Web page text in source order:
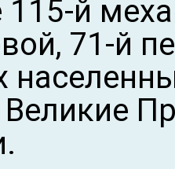
115-й
71-й
Великие